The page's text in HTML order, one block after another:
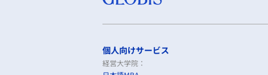
個人向けサービス
経営大学院：